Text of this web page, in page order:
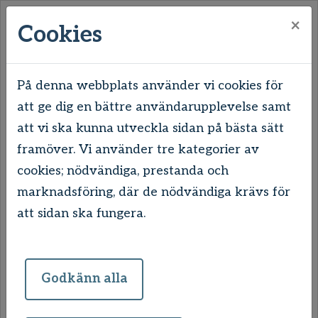
Hem
Lägenheten
Ordning, trivsel och trygghet
Ordning, trivsel och
trygghet
Sedan juli 2024 kan ett hyresavtal sägas upp
om hyresgästen begår brott som försämrar
Cookies ×
På denna webbplats använder vi cookies för
att ge dig en bättre användarupplevelse samt
att vi ska kunna utveckla sidan på bästa sätt
framöver. Vi använder tre kategorier av
cookies; nödvändiga, prestanda och
marknadsföring, där de nödvändiga krävs för
att sidan ska fungera.
Godkänn alla